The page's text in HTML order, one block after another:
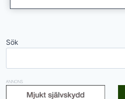
Sök
ANNONS